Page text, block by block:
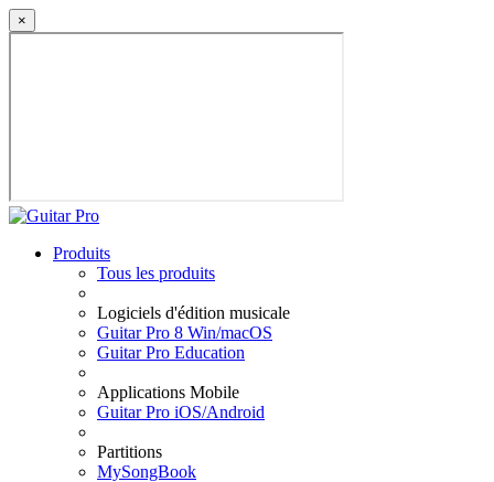
×
Produits
Tous les produits
Logiciels d'édition musicale
Guitar Pro 8 Win/macOS
Guitar Pro Education
Applications Mobile
Guitar Pro iOS/Android
Partitions
MySongBook